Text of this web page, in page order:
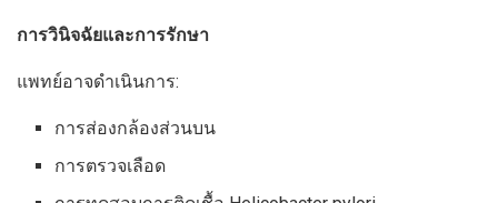
การวินิจฉัยและการรักษา
แพทย์อาจดำเนินการ:
การส่องกล้องส่วนบน
การตรวจเลือด